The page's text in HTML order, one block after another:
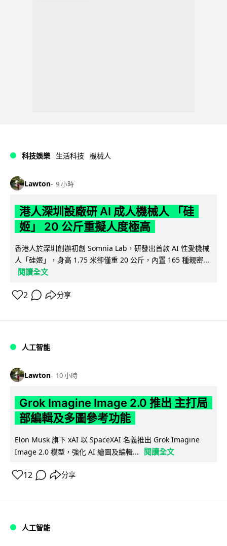
科技娛樂 生活科技 機械人
Lawton 9 小時
港人深圳設廠研 AI 成人機械人 「硅
姬」 20 公斤重擬人度極高
香港人於深圳創辦初創 Somnia Lab，研發出首款 AI 性愛機械
人「硅姬」，身高 1.75 米卻僅重 20 公斤，內置 165 種親密...
閱讀全文
2 分享
人工智能
Lawton 10 小時
Grok Imagine Image 2.0 推出 主打局
部編輯及多圖參考功能
Elon Musk 旗下 xAI 以 SpaceXAI 名義推出 Grok Imagine
Image 2.0 模型，強化 AI 繪圖及編輯...
閱讀全文
12 分享
人工智能